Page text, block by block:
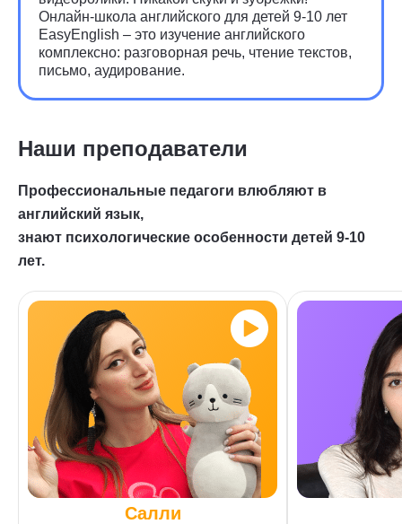
Онлайн-школа английского для детей 9-10 лет
EasyEnglish – это изучение английского
комплексно: разговорная речь, чтение текстов,
письмо, аудирование.
Наши преподаватели
Профессиональные педагоги влюбляют в
английский язык,
знают психологические особенности детей 9-10
лет.
Салли